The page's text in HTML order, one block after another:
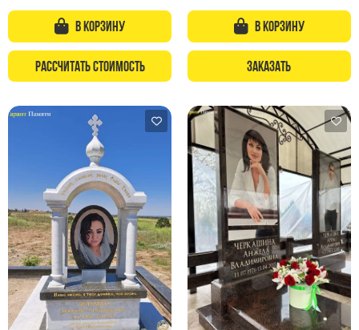
Памятники девушке
Памятники дочери
Памятники мужчине
Памятники дедушке
Памятники мужу
Памятники отцу
Памятники парню
Памятники сыну
Памятники вертикальные
Памятники врачу
Памятники горизонтальные
В корзину
Рассчитать стоимость
В корзину
Заказать